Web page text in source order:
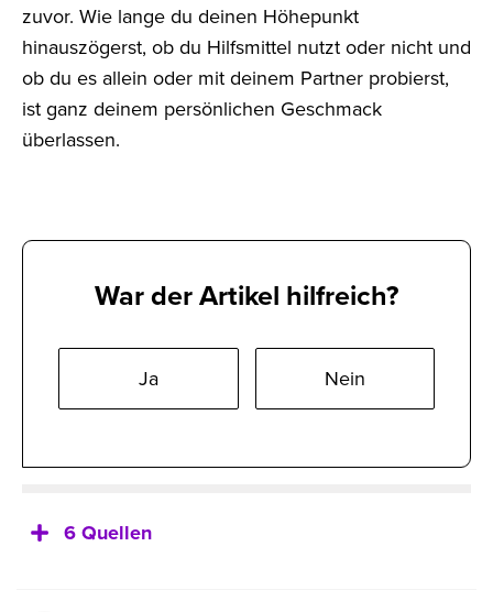
zuvor. Wie lange du deinen Höhepunkt
hinauszögerst, ob du Hilfsmittel nutzt oder nicht und
ob du es allein oder mit deinem Partner probierst,
ist ganz deinem persönlichen Geschmack
überlassen.
War der Artikel hilfreich?
Ja Nein
6 Quellen